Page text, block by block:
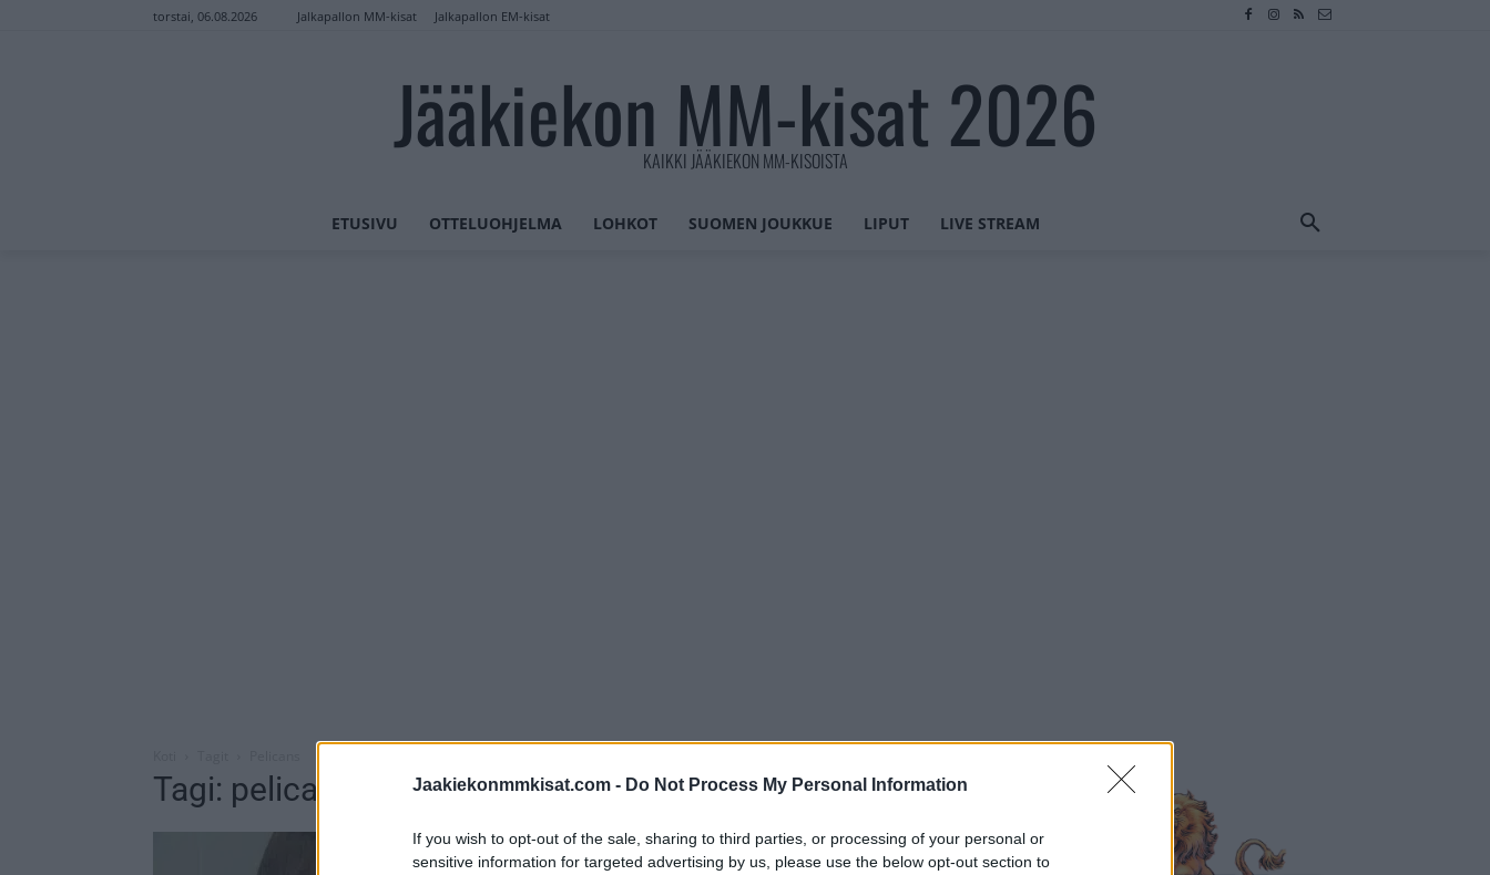
Jaakiekonmmkisat.com - Do Not Process My Personal Information
If you wish to opt-out of the sale, sharing to third parties, or processing of your personal or
sensitive information for targeted advertising by us, please use the below opt-out section to
torstai, 06.08.2026 Jalkapallon MM-kisat Jalkapallon EM-kisat
Jääkiekon MM-kisat 2026
KAIKKI JÄÄKIEKON MM-KISOISTA
ETUSIVU OTTELUOHJELMA LOHKOT SUOMEN JOUKKUE LIPUT LIVE STREAM
Tagi: pelicans